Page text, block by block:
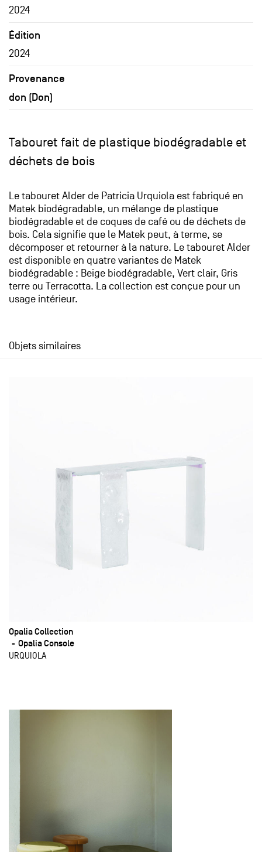
2024
Édition
2024
Provenance
don (Don)
Tabouret fait de plastique biodégradable et
déchets de bois
Le tabouret Alder de Patricia Urquiola est fabriqué en
Matek biodégradable, un mélange de plastique
biodégradable et de coques de café ou de déchets de
bois. Cela signifie que le Matek peut, à terme, se
décomposer et retourner à la nature. Le tabouret Alder
est disponible en quatre variantes de Matek
biodégradable : Beige biodégradable, Vert clair, Gris
terre ou Terracotta. La collection est conçue pour un
usage intérieur.
Objets similaires
Opalia Collection
Opalia Console
URQUIOLA